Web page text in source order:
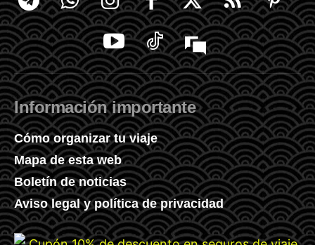
Información importante
Cómo organizar tu viaje
Mapa de esta web
Boletín de noticias
Aviso legal y política de privacidad